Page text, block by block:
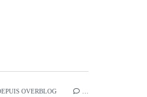
OVERBLOG